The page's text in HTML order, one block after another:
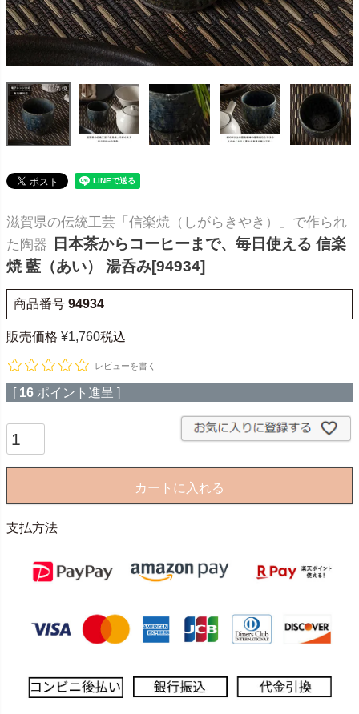
滋賀県の伝統工芸「信楽焼（しがらきやき）」で作られ
た陶器
日本茶からコーヒーまで、毎日使える 信楽
焼 藍（あい） 湯呑み[94934]
商品番号 94934
販売価格 ¥1,760税込
レビューを書く
[ 16 ポイント進呈 ]
カートに入れる
支払方法